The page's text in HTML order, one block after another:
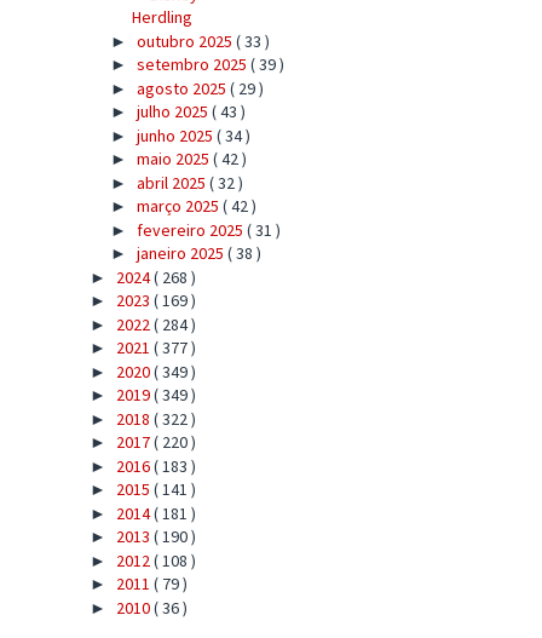
Herdling
► outubro 2025 ( 33 )
► setembro 2025 ( 39 )
► agosto 2025 ( 29 )
► julho 2025 ( 43 )
► junho 2025 ( 34 )
► maio 2025 ( 42 )
► abril 2025 ( 32 )
► março 2025 ( 42 )
► fevereiro 2025 ( 31 )
► janeiro 2025 ( 38 )
► 2024( 268 )
► 2023 ( 169 )
► 2022 ( 284 )
► 2021 ( 377 )
► 2020( 349 )
► 2019( 349 )
► 2018 ( 322 )
► 2017( 220 )
► 2016( 183 )
► 2015 ( 141 )
► 2014( 181 )
► 2013 ( 190 )
► 2012 ( 108 )
► 2011 ( 79 )
► 2010( 36 )